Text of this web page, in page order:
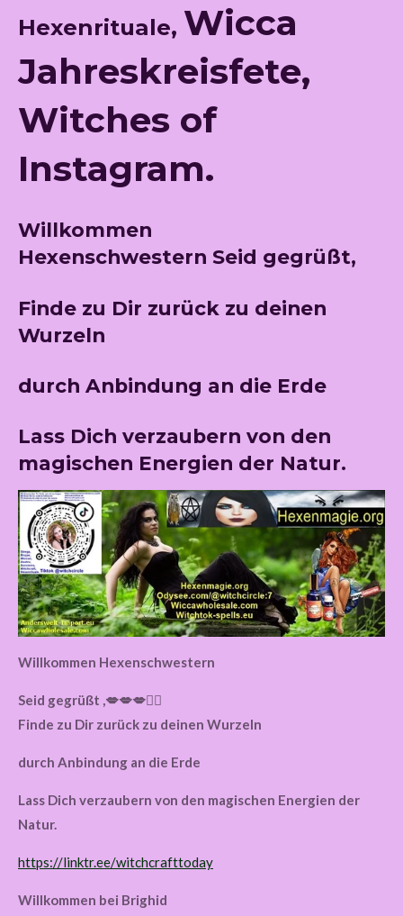
Hexenrituale, Wicca
Jahreskreisfete,
Witches of
Instagram.
Willkommen
Hexenschwestern Seid gegrüßt,
Finde zu Dir zurück zu deinen
Wurzeln
durch Anbindung an die Erde
Lass Dich verzaubern von den
magischen Energien der Natur.
Willkommen Hexenschwestern
Seid gegrüßt ,💋💋💋🧙‍♀
Finde zu Dir zurück zu deinen Wurzeln
durch Anbindung an die Erde
Lass Dich verzaubern von den magischen Energien der
Natur.
https://linktr.ee/witchcrafttoday
Willkommen bei Brighid